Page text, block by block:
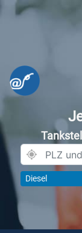
Diesel